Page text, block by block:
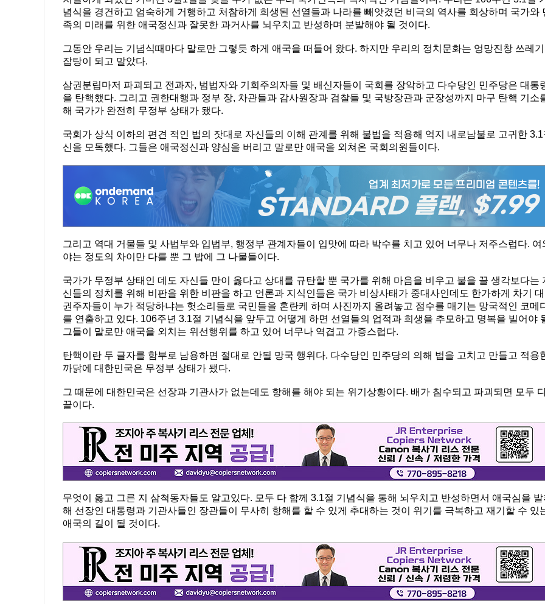
념식을 경건하고 엄숙하게 거행하고 처참하게 희생된 선열들과 나라를 빼앗겼던 비극의 역사를 회상하며 국가와
족의 미래를 위한 애국정신과 잘못한 과거사를 뇌우치고 반성하며 분발해야 될 것이다.
그동안 우리는 기념식때마다 말로만 그렇듯 하게 애국을 떠들어 왔다. 하지만 우리의 정치문화는 엉망진창 쓰레기
잡탕이 되고 말았다.
삼권분립마저 파괴되고 전과자, 범법자와 기회주의자들 및 배신자들이 국회를 장악하고 다수당인 민주당은 대통
을 탄핵했다. 그리고 권한대행과 정부 장, 차관들과 감사원장과 검찰들 및 국방장관과 군장성까지 마구 탄핵 기소
해 국가가 완전히 무정부 상태가 됐다.
국회가 상식 이하의 편견 적인 법의 잣대로 자신들의 이해 관계를 위해 불법을 적용해 억지 내로남불로 고귀한 3.1
신을 모독했다. 그들은 애국정신과 양심을 버리고 말로만 애국을 외쳐온 국회의원들이다.
그리고 역대 거물들 및 사법부와 입법부, 행정부 관계자들이 입맛에 따라 박수를 치고 있어 너무나 저주스럽다. 여
야는 정도의 차이만 다를 뿐 그 밥에 그 나물들이다.
국가가 무정부 상태인 데도 자신들 만이 옳다고 상대를 규탄할 뿐 국가를 위해 마음을 비우고 불을 끌 생각보다는
신들의 정치를 위해 비판을 위한 비판을 하고 언론과 지식인들은 국가 비상사태가 중대사인데도 한가하게 차기 대
권주자들이 누가 적당하냐는 헛소리들로 국민들을 혼란케 하며 사진까지 올려놓고 점수를 매기는 망국적인 코메
를 연출하고 있다. 106주년 3.1절 기념식을 앞두고 어떻게 하면 선열들의 업적과 희생을 추모하고 명복을 빌어야
그들이 말로만 애국을 외치는 위선행위를 하고 있어 너무나 역겹고 가증스럽다.
탄핵이란 두 글자를 함부로 남용하면 절대로 안될 망국 행위다. 다수당인 민주당의 의해 법을 고치고 만들고 적용
까닭에 대한민국은 무정부 상태가 됐다.
그 때문에 대한민국은 선장과 기관사가 없는데도 항해를 해야 되는 위기상황이다. 배가 침수되고 파괴되면 모두
끝이다.
무엇이 옳고 그른 지 삼척동자들도 알고있다. 모두 다 함께 3.1절 기념식을 통해 뇌우치고 반성하면서 애국심을 발
해 선장인 대통령과 기관사들인 장관들이 무사히 항해를 할 수 있게 추대하는 것이 위기를 극복하고 재기할 수 있
애국의 길이 될 것이다.